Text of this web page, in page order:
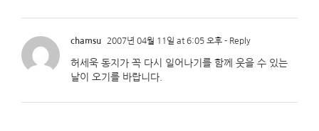
chamsu 2007년 04월 11일 at 6:05 오후 - Reply
허세욱 동지가 꼭 다시 일어나기를 함께 웃을 수 있는
날이 오기를 바랍니다.